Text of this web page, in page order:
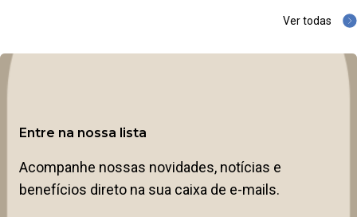
Ver todas
Entre na nossa lista
Acompanhe nossas novidades, notícias e
benefícios direto na sua caixa de e-mails.